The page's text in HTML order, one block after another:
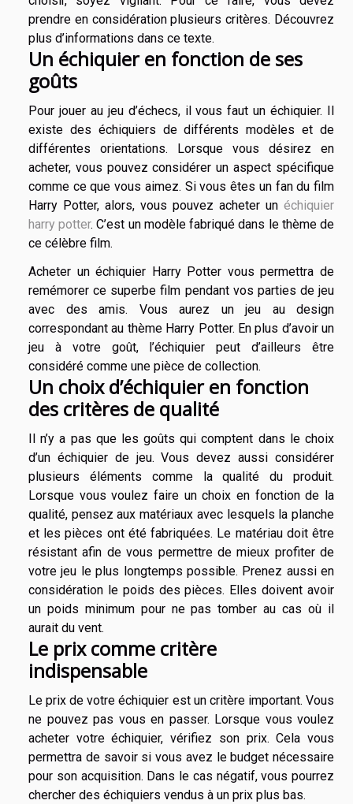
prendre en considération plusieurs critères. Découvrez
plus d’informations dans ce texte.
Un échiquier en fonction de ses
goûts
Pour jouer au jeu d’échecs, il vous faut un échiquier. Il
existe des échiquiers de différents modèles et de
différentes orientations. Lorsque vous désirez en
acheter, vous pouvez considérer un aspect spécifique
comme ce que vous aimez. Si vous êtes un fan du film
Harry Potter, alors, vous pouvez acheter un échiquier
harry potter. C’est un modèle fabriqué dans le thème de
ce célèbre film.
Acheter un échiquier Harry Potter vous permettra de
remémorer ce superbe film pendant vos parties de jeu
avec des amis. Vous aurez un jeu au design
correspondant au thème Harry Potter. En plus d’avoir un
jeu à votre goût, l’échiquier peut d’ailleurs être
considéré comme une pièce de collection.
Un choix d’échiquier en fonction
des critères de qualité
Il n’y a pas que les goûts qui comptent dans le choix
d’un échiquier de jeu. Vous devez aussi considérer
plusieurs éléments comme la qualité du produit.
Lorsque vous voulez faire un choix en fonction de la
qualité, pensez aux matériaux avec lesquels la planche
et les pièces ont été fabriquées. Le matériau doit être
résistant afin de vous permettre de mieux profiter de
votre jeu le plus longtemps possible. Prenez aussi en
considération le poids des pièces. Elles doivent avoir
un poids minimum pour ne pas tomber au cas où il
aurait du vent.
Le prix comme critère
indispensable
Le prix de votre échiquier est un critère important. Vous
ne pouvez pas vous en passer. Lorsque vous voulez
acheter votre échiquier, vérifiez son prix. Cela vous
permettra de savoir si vous avez le budget nécessaire
pour son acquisition. Dans le cas négatif, vous pourrez
chercher des échiquiers vendus à un prix plus bas.